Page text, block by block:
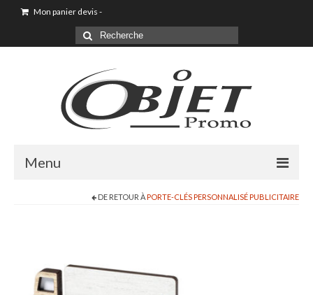
Mon panier devis -
Menu
Goodies & Objet Publicitaire
Maison & Cuisine
DE RETOUR ÀPORTE-CLÉS PERSONNALISÉ PUBLICITAIRE